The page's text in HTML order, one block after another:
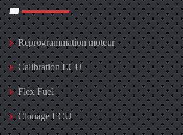
Reprogrammation moteur
Calibration ECU
Flex Fuel
Clonage ECU